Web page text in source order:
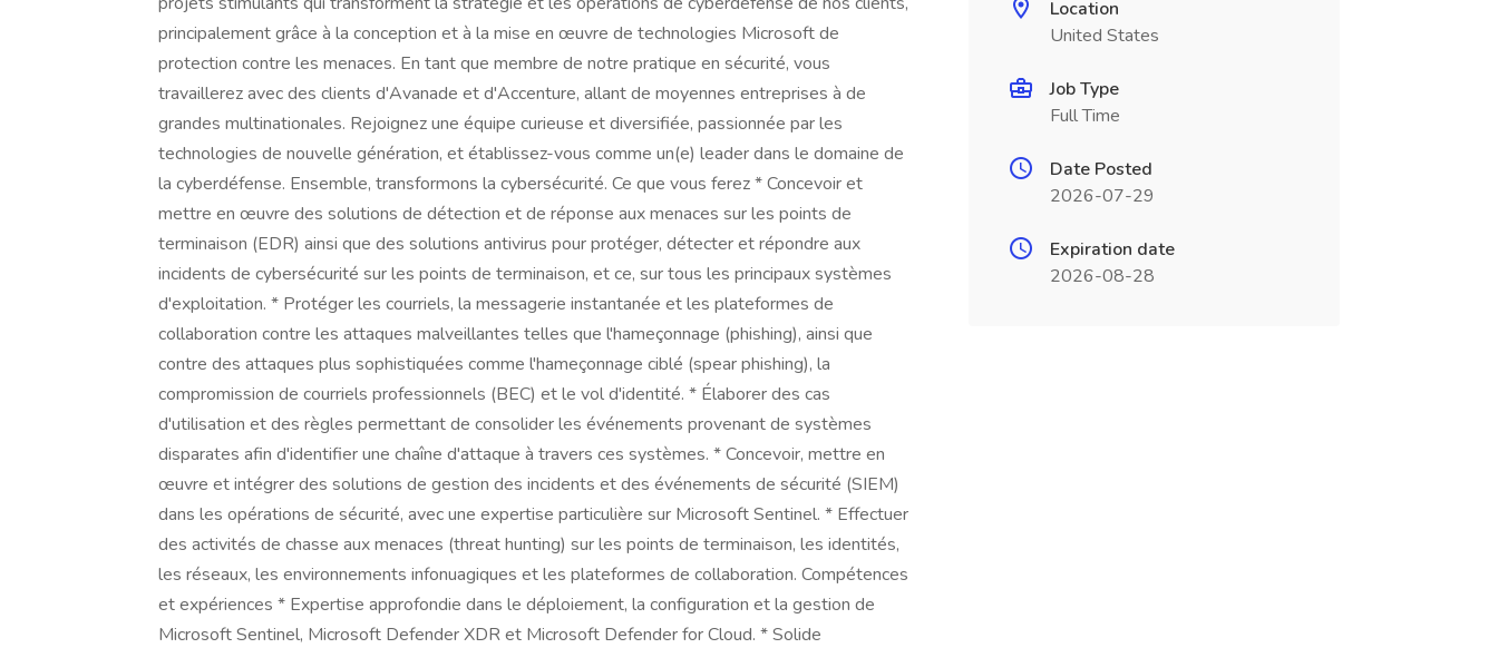
principalement grâce à la conception et à la mise en œuvre de technologies Microsoft de
protection contre les menaces. En tant que membre de notre pratique en sécurité, vous
travaillerez avec des clients d'Avanade et d'Accenture, allant de moyennes entreprises à de
grandes multinationales. Rejoignez une équipe curieuse et diversifiée, passionnée par les
technologies de nouvelle génération, et établissez-vous comme un(e) leader dans le domaine de
la cyberdéfense. Ensemble, transformons la cybersécurité. Ce que vous ferez * Concevoir et
mettre en œuvre des solutions de détection et de réponse aux menaces sur les points de
terminaison (EDR) ainsi que des solutions antivirus pour protéger, détecter et répondre aux
incidents de cybersécurité sur les points de terminaison, et ce, sur tous les principaux systèmes
d'exploitation. * Protéger les courriels, la messagerie instantanée et les plateformes de
collaboration contre les attaques malveillantes telles que l'hameçonnage (phishing), ainsi que
contre des attaques plus sophistiquées comme l'hameçonnage ciblé (spear phishing), la
compromission de courriels professionnels (BEC) et le vol d'identité. * Élaborer des cas
d'utilisation et des règles permettant de consolider les événements provenant de systèmes
disparates afin d'identifier une chaîne d'attaque à travers ces systèmes. * Concevoir, mettre en
œuvre et intégrer des solutions de gestion des incidents et des événements de sécurité (SIEM)
dans les opérations de sécurité, avec une expertise particulière sur Microsoft Sentinel. * Effectuer
des activités de chasse aux menaces (threat hunting) sur les points de terminaison, les identités,
les réseaux, les environnements infonuagiques et les plateformes de collaboration. Compétences
et expériences * Expertise approfondie dans le déploiement, la configuration et la gestion de
Microsoft Sentinel, Microsoft Defender XDR et Microsoft Defender for Cloud. * Solide
Location
United States
Job Type
Full Time
Date Posted
2026-07-29
Expiration date
2026-08-28